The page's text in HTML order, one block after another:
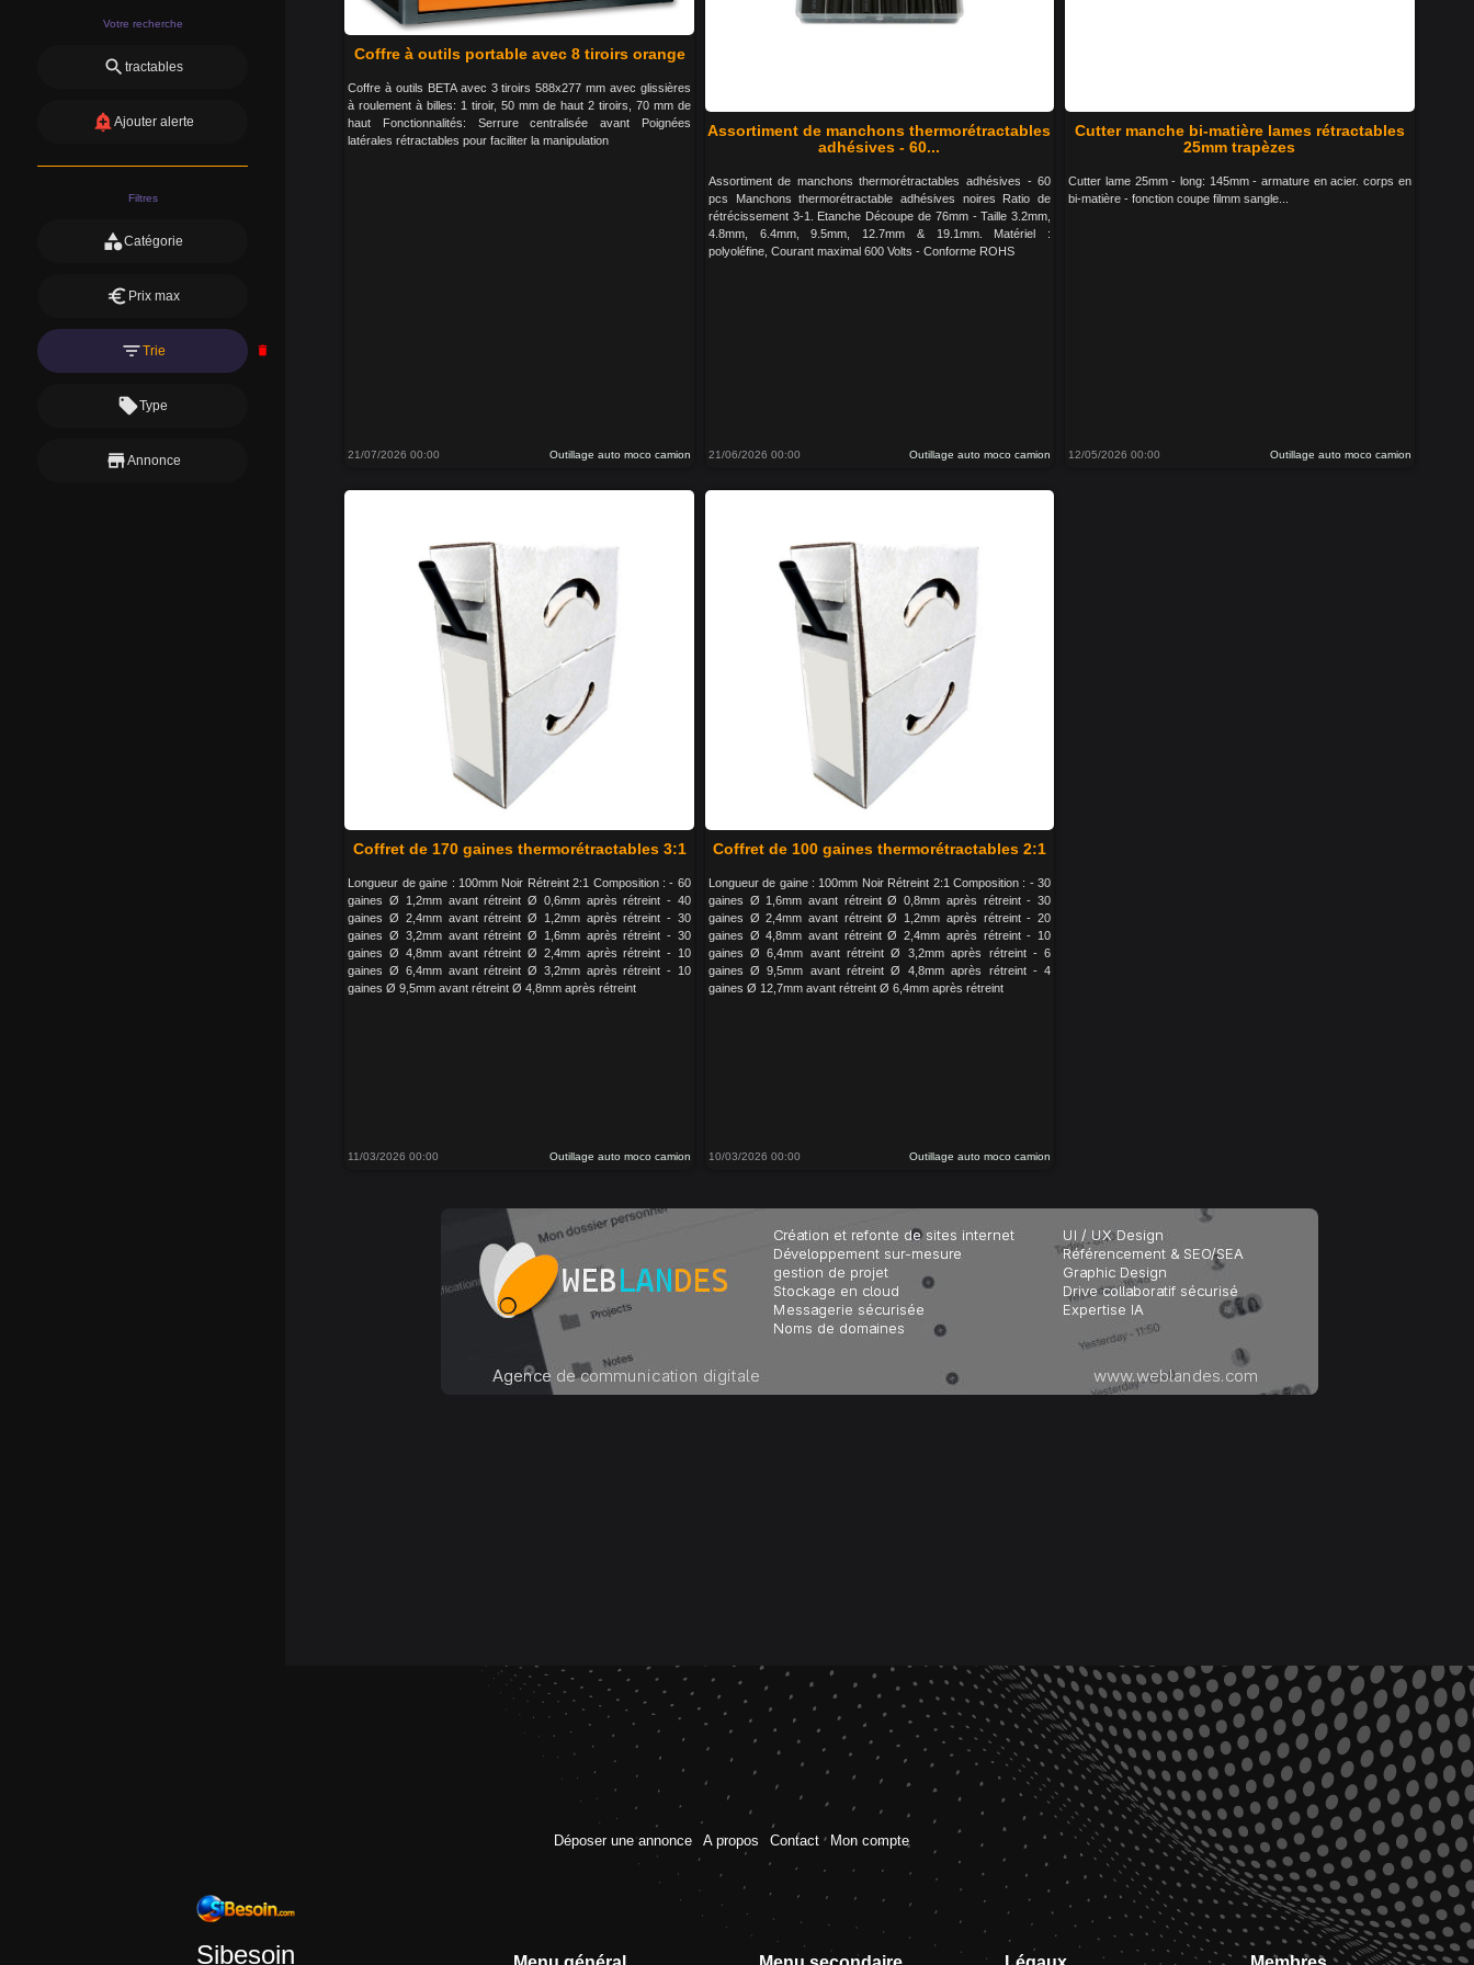
Votre recherche
search tractables
add_alertAjouter alerte
Filtres
categoryCatégorie
euro Prix max
filter_listTrie delete
local_offerType
storeAnnonce
Coffre à outils portable avec 8 tiroirs orange
Coffre à outils BETA avec 3 tiroirs 588x277 mm avec glissières
à roulement à billes: 1 tiroir, 50 mm de haut 2 tiroirs, 70 mm de
haut Fonctionnalités: Serrure centralisée avant Poignées
latérales rétractables pour faciliter la manipulation
21/07/2026 00:00 Outillage auto moco camion
Assortiment de manchons thermorétractables
adhésives - 60...
Assortiment de manchons thermorétractables adhésives - 60
pcs Manchons thermorétractable adhésives noires Ratio de
rétrécissement 3-1. Etanche Découpe de 76mm - Taille 3.2mm,
4.8mm, 6.4mm, 9.5mm, 12.7mm & 19.1mm. Matériel :
polyoléfine, Courant maximal 600 Volts - Conforme ROHS
21/06/2026 00:00 Outillage auto moco camion
Cutter manche bi-matière lames rétractables
25mm trapèzes
Cutter lame 25mm - long: 145mm - armature en acier. corps en
bi-matière - fonction coupe filmm sangle...
12/05/2026 00:00 Outillage auto moco camion
Coffret de 170 gaines thermorétractables 3:1
Longueur de gaine : 100mm Noir Rétreint 2:1 Composition : - 60
gaines Ø 1,2mm avant rétreint Ø 0,6mm après rétreint - 40
gaines Ø 2,4mm avant rétreint Ø 1,2mm après rétreint - 30
gaines Ø 3,2mm avant rétreint Ø 1,6mm après rétreint - 30
gaines Ø 4,8mm avant rétreint Ø 2,4mm après rétreint - 10
gaines Ø 6,4mm avant rétreint Ø 3,2mm après rétreint - 10
gaines Ø 9,5mm avant rétreint Ø 4,8mm après rétreint
11/03/2026 00:00 Outillage auto moco camion
Coffret de 100 gaines thermorétractables 2:1
Longueur de gaine : 100mm Noir Rétreint 2:1 Composition : - 30
gaines Ø 1,6mm avant rétreint Ø 0,8mm après rétreint - 30
gaines Ø 2,4mm avant rétreint Ø 1,2mm après rétreint - 20
gaines Ø 4,8mm avant rétreint Ø 2,4mm après rétreint - 10
gaines Ø 6,4mm avant rétreint Ø 3,2mm après rétreint - 6
gaines Ø 9,5mm avant rétreint Ø 4,8mm après rétreint - 4
gaines Ø 12,7mm avant rétreint Ø 6,4mm après rétreint
10/03/2026 00:00 Outillage auto moco camion
Déposer une annonce A propos Contact Mon compte
Sibesoin